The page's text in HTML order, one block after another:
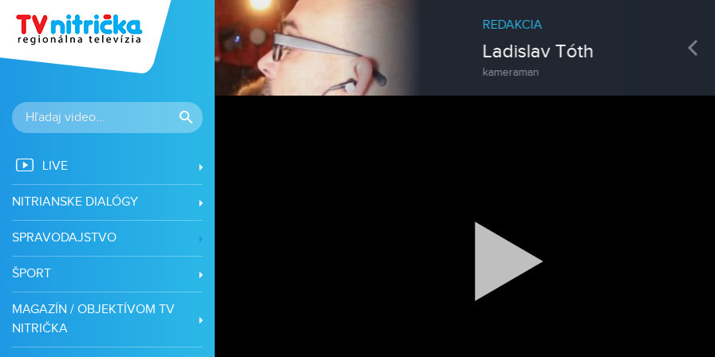
LIVE
NITRIANSKE DIALÓGY
SPRAVODAJSTVO
ŠPORT
MAGAZÍN / OBJEKTÍVOM TV
NITRIČKA
REDAKCIA
Ladislav Tóth
kameraman
Traktormánia 2025 s pozvánkou